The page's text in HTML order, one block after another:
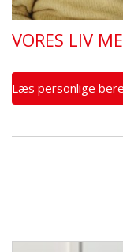
VORES LIV
Læs personlige